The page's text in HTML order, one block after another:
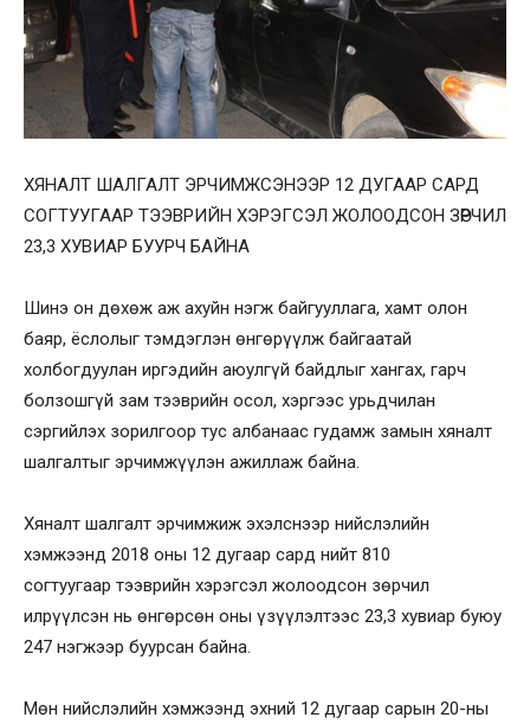
ХЯНАЛТ ШАЛГАЛТ ЭРЧИМЖСЭНЭЭР 12 ДУГААР САРД
СОГТУУГААР ТЭЭВРИЙН ХЭРЭГСЭЛ ЖОЛООДСОН ЗӨРЧИЛ
23,3 ХУВИАР БУУРЧ БАЙНА
Шинэ он дөхөж аж ахуйн нэгж байгууллага, хамт олон
баяр, ёслолыг тэмдэглэн өнгөрүүлж байгаатай
холбогдуулан иргэдийн аюулгүй байдлыг хангах, гарч
болзошгүй зам тээврийн осол, хэргээс урьдчилан
сэргийлэх зорилгоор тус албанаас гудамж замын хяналт
шалгалтыг эрчимжүүлэн ажиллаж байна.
Хяналт шалгалт эрчимжиж эхэлснээр нийслэлийн
хэмжээнд 2018 оны 12 дугаар сард нийт 810
согтуугаар тээврийн хэрэгсэл жолоодсон зөрчил
илрүүлсэн нь өнгөрсөн оны үзүүлэлтээс 23,3 хувиар буюу
247 нэгжээр буурсан байна.
Мөн нийслэлийн хэмжээнд эхний 12 дугаар сарын 20-ны